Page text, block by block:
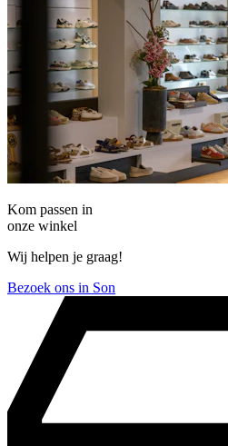
Kom passen in
onze winkel
Wij helpen je graag!
Bezoek ons in Son